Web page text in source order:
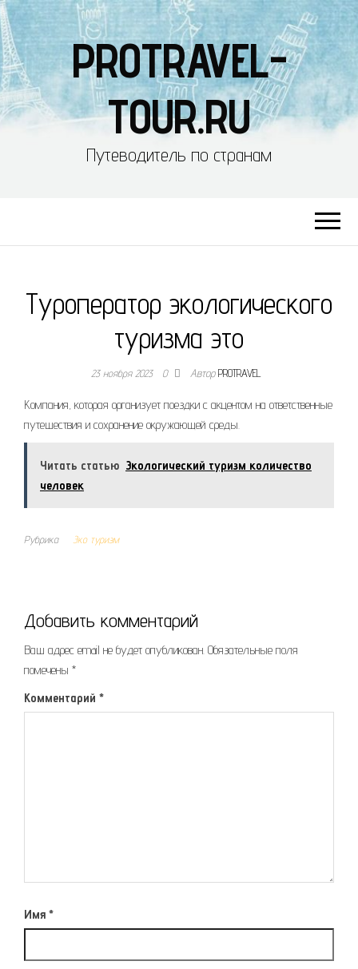
PROTRAVEL-
TOUR.RU
Путеводитель по странам
Туроператор экологического
туризма это
23 ноября 2023 0 АвторPROTRAVEL
Компания, которая организует поездки с акцентом на ответственные
путешествия и сохранение окружающей среды.
Читать статью Экологический туризм количество
человек
Рубрика Эко туризм
Добавить комментарий
Ваш адрес email не будет опубликован. Обязательные поля
помечены *
Комментарий *
Имя *